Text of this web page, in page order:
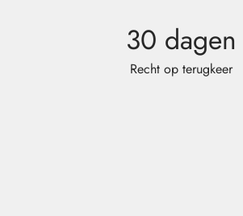
30 dagen
Recht op terugkeer